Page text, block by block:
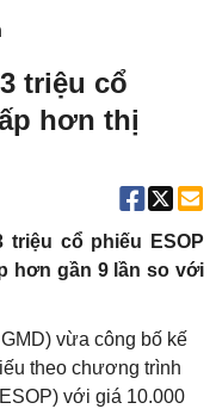
triệu cổ
hơn thị
triệu cổ phiếu ESOP
hơn gần 9 lần so với
vừa công bố kế
theo chương trình
với giá 10.000